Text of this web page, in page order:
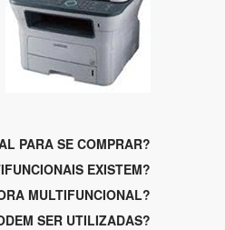
PARA SE COMPRAR?
EXISTEM?
MULTIFUNCIONAL?
SER UTILIZADAS?